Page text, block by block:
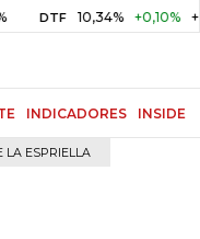
10,34% +0,10% +0,98%
INDICADORES INSIDE
LA ESPRIELLA